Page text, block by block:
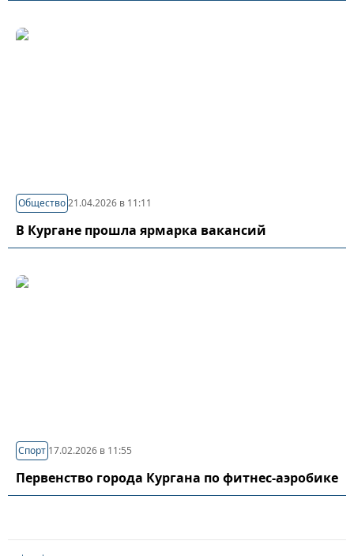
Общество21.04.2026 в 11:11
В Кургане прошла ярмарка вакансий
Спорт 17.02.2026 в 11:55
Первенство города Кургана по фитнес-аэробике